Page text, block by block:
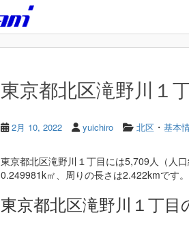
東京都北区滝野川１
2月 10, 2022 yuichiro 北区 ・ 基本
東京都北区滝野川１丁目には5,709人（人
0.249981k㎡、周りの長さは2.422kmです
東京都北区滝野川１丁目